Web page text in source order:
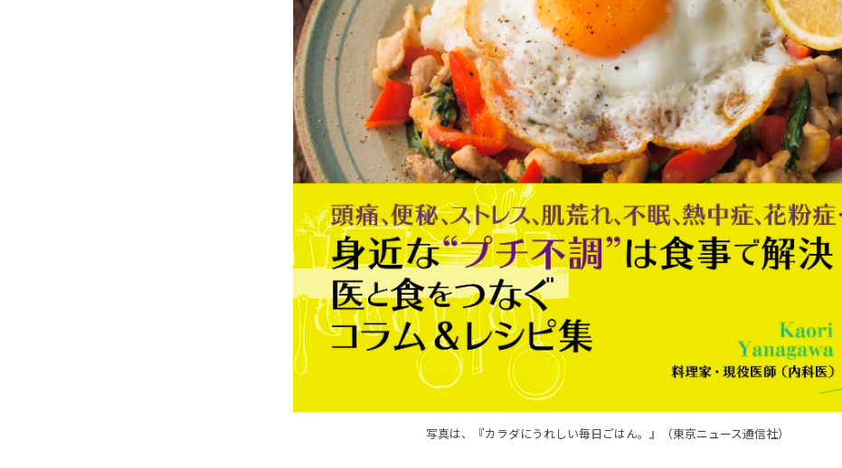
写真は、『カラダにうれしい毎日ごはん。』（東京ニュース通信社）